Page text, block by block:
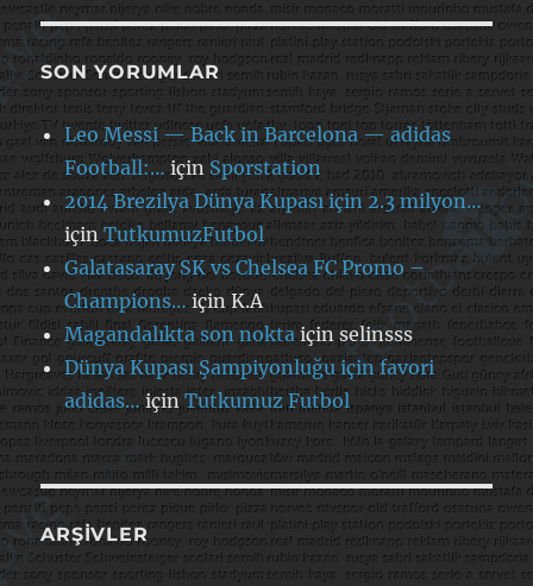
SON YORUMLAR
Leo Messi — Back in Barcelona — adidas
Football:…için Sporstation
2014 Brezilya Dünya Kupası için 2.3 milyon…
içinTutkumuzFutbol
Galatasaray SK vs Chelsea FC Promo –
Champions…içinK.A
Magandalıkta son noktaiçin selinsss
Dünya Kupası Şampiyonluğu için favori
adidas…içinTutkumuz Futbol
ARŞIVLER